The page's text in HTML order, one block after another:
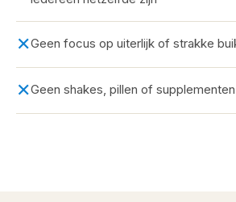
✕Geen focus op uiterlijk of strakke
✕Geen shakes, pillen of